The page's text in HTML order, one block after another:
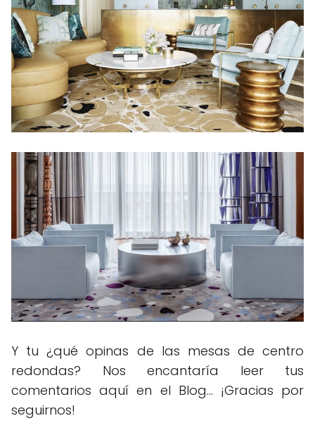
Y tu ¿qué opinas de las mesas de centro
redondas? Nos encantaría leer tus
comentarios aquí en el Blog... ¡Gracias por
seguirnos!